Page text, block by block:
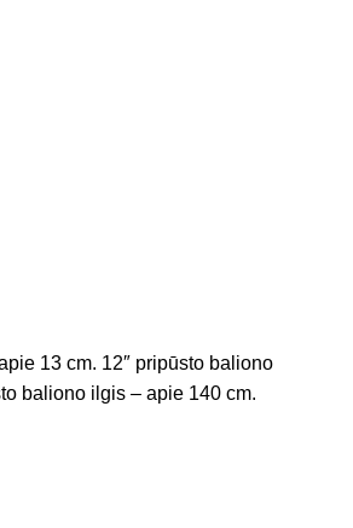
13 cm. 12″ pripūsto baliono
baliono ilgis – apie 140 cm.